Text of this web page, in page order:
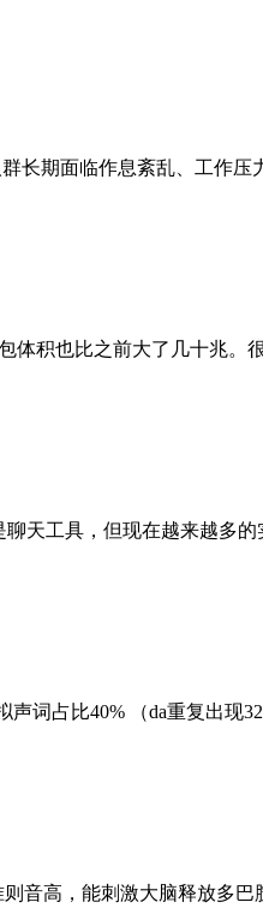
长期面临作息紊乱、工作
积也比之前大了几十兆。
天工具，但现在越来越多
词占比40% （da重复出现
音高，能刺激大脑释放多